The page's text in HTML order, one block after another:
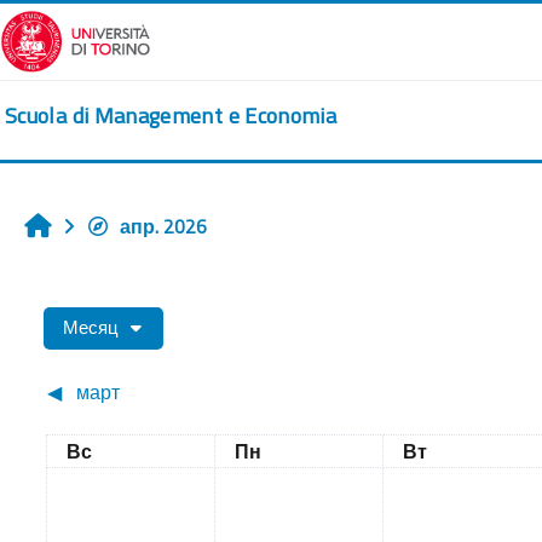
Перейти к основному содержанию
Scuola di Management e Economia
Главнаяапр. 2026
Месяц
◀︎ март
Воскресенье
Вс Понедельник
Пн Вторник
Вт